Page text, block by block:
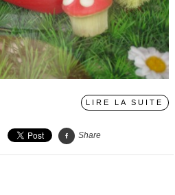
LIRE LA SUITE
Share